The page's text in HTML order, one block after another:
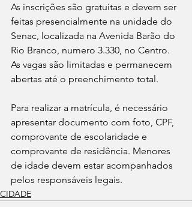
As inscrições são gratuitas e devem ser
feitas presencialmente na unidade do
Senac, localizada na Avenida Barão do
Rio Branco, numero 3.330, no Centro.
As vagas são limitadas e permanecem
abertas até o preenchimento total.
Para realizar a matrícula, é necessário
apresentar documento com foto, CPF,
comprovante de escolaridade e
comprovante de residência. Menores
de idade devem estar acompanhados
pelos responsáveis legais.
CIDADE